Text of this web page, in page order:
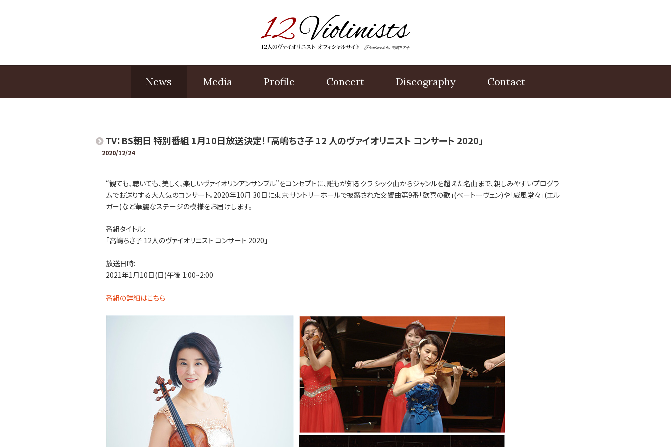
News Media Profile Concert Discography Contact
TV：BS朝日 特別番組 1月10日放送決定！「高嶋ちさ子 12 人のヴァイオリニスト コンサート 2020」
2020/12/24
“観ても、聴いても、美しく、楽しいヴァイオリンアンサンブル”をコンセプトに、誰もが知るクラ シック曲からジャンルを超えた名曲まで、親しみやすいプログラ
ムでお送りする大人気のコンサート。2020年10月 30日に東京:サントリーホールで披露された交響曲第9番「歓喜の歌」(ベートーヴェン)や「威風堂々」(エル
ガー)など華麗なステージの模様をお届けします。
番組タイトル:
「高嶋ちさ子 12人のヴァイオリニスト コンサート 2020」
放送日時:
2021年1月10日(日)午後 1:00~2:00
番組の詳細はこちら